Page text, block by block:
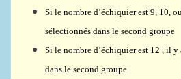
Si le nombre d’échiquier est 9, 10,
sélectionnés dans le second groupe
Si le nombre d’échiquier est 12 , il
dans le second groupe